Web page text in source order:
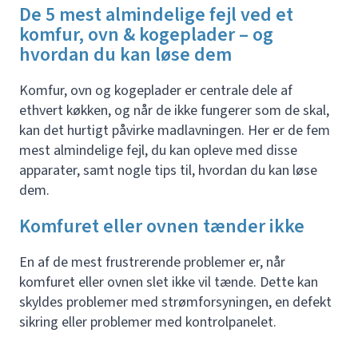
De 5 mest almindelige fejl ved et
komfur, ovn & kogeplader – og
hvordan du kan løse dem
Komfur, ovn og kogeplader er centrale dele af
ethvert køkken, og når de ikke fungerer som de skal,
kan det hurtigt påvirke madlavningen. Her er de fem
mest almindelige fejl, du kan opleve med disse
apparater, samt nogle tips til, hvordan du kan løse
dem.
Komfuret eller ovnen tænder ikke
En af de mest frustrerende problemer er, når
komfuret eller ovnen slet ikke vil tænde. Dette kan
skyldes problemer med strømforsyningen, en defekt
sikring eller problemer med kontrolpanelet.